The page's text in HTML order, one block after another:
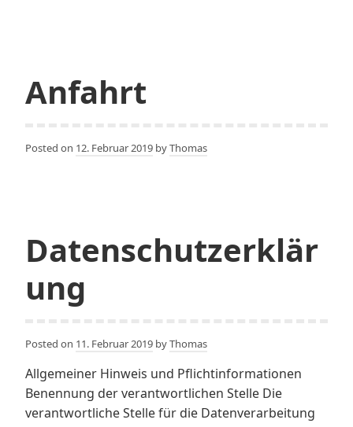
Anfahrt
Posted on 12. Februar 2019 byThomas
Datenschutzerklär
ung
Posted on 11. Februar 2019 byThomas
Allgemeiner Hinweis und Pflichtinformationen
Benennung der verantwortlichen Stelle Die
verantwortliche Stelle für die Datenverarbeitung